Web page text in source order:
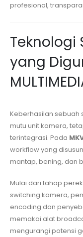
profesional,
Teknologi
yang
Keberhasilan sebuah
mutu unit kamera,
terintegrasi. Pada
workflow yang
mantap, bening, dan
Mulai dari tahap
switching kamera,
encoding dan
memakai alat
mengurangi potensi